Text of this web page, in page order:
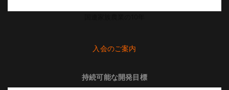
入会のご案内
持続可能な開発目標